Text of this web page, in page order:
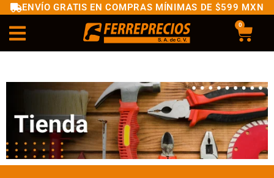
ENVÍO GRATIS EN COMPRAS MÍNIMAS DE $599 MXN
0